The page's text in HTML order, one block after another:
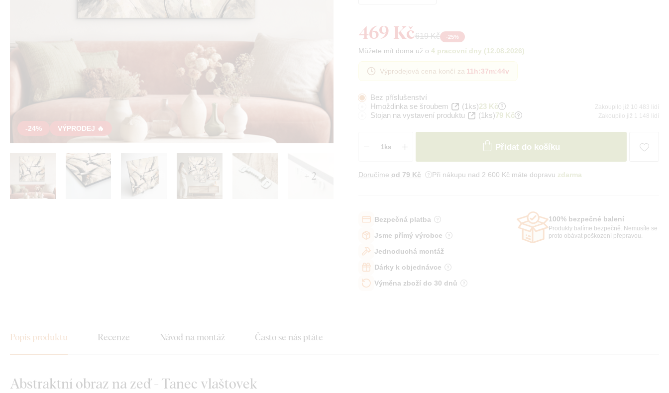
-24% VÝPRODEJ 🔥
+ 2
469 Kč619 Kč -25%
Můžete mít doma už o 4 pracovní dny (12.08.2026)
Výprodejová cena končí za 11h:37m:43v
Bez příslušenství
Hmoždinka se šroubem
(1ks)23 Kč Zakoupilo již 10 483 lidí
Stojan na vystavení produktu (1ks)79 Kč Zakoupilo již 1 148 lidí
Přidat do košíku
Doručíme od 79 Kč Při nákupu nad 2 600 Kč máte dopravu zdarma
Bezpečná platba
Jsme přímý výrobce
Jednoduchá montáž
Dárky k objednávce
Výměna zboží do 30 dnů
100% bezpečné balení
Produkty balíme bezpečně. Nemusíte se
proto obávat poškození přepravou.
Popis produktu Recenze Návod na montáž Často se nás ptáte
Abstraktní obraz na zeď - Tanec vlaštovek